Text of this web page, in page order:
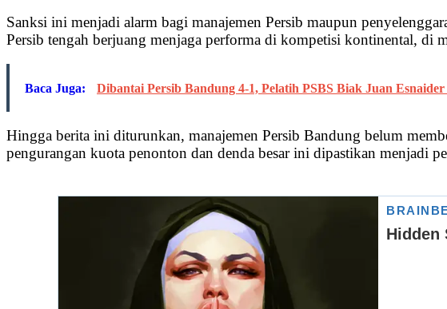
Sanksi ini menjadi alarm bagi manajemen Persib maupun
Persib tengah berjuang menjaga performa di kompetisi kontinental, di
Baca Juga: Dibantai Persib Bandung 4-1, Pelatih PSBS Biak Juan
Hingga berita ini diturunkan, manajemen Persib Bandung belum
pengurangan kuota penonton dan denda besar ini dipastikan menjadi